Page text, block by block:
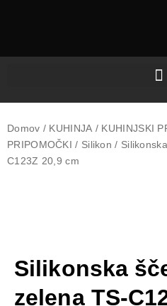
Domov / KUHINJA / KUHINJSKI
PRIPOMOČKI / Silikon /
C123Z 20,9 cm
Silikonska
zelena TS-